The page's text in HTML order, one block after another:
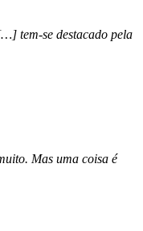
tem-se destacado pela
Mas uma coisa é